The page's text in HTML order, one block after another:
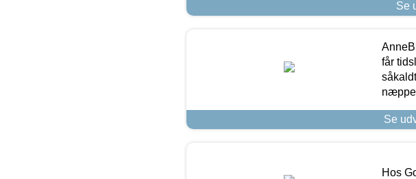
Se
får
næppe
Se
Hos